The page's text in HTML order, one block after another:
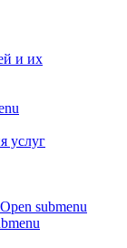
и их
услуг
Open submenu